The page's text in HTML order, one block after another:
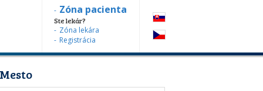
Zóna pacienta
Ste lekár?
Zóna lekára
Registrácia
Mesto